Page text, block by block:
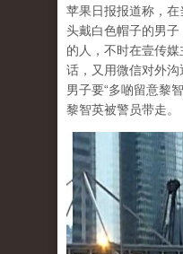
苹果日报报道称，
头戴白色帽子的男
的人，不时在壹传
话，又用微信对外
男子要“多啲留意黎
黎智英被警员带走。